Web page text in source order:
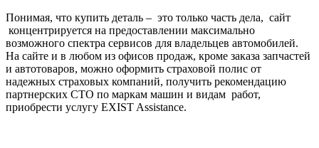
Понимая, что купить деталь – это только часть дела, сайт
концентрируется на предоставлении максимально
возможного спектра сервисов для владельцев автомобилей.
На сайте и в любом из офисов продаж, кроме заказа запчастей
и автотоваров, можно оформить страховой полис от
надежных страховых компаний, получить рекомендацию
партнерских СТО по маркам машин и видам работ,
приобрести услугу EXIST Assistance.